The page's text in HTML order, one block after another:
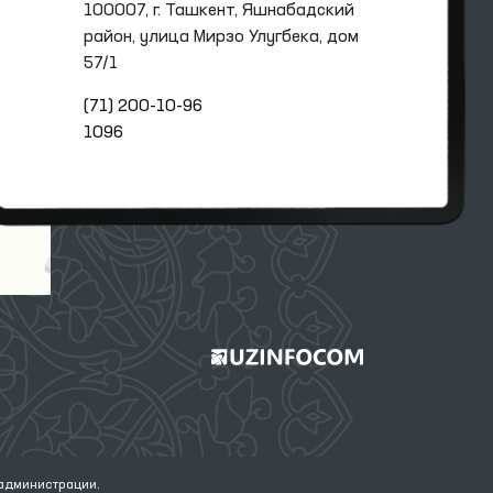
100007, г. Ташкент, Яшнабадский
район, улица Мирзо Улугбека, дом
57/1
(71) 200-10-96
1096